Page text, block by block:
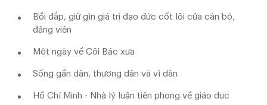
Bồi đắp, giữ gìn giá trị đạo đức cốt lõi của cán bộ,
đảng viên
Một ngày về Cõi Bác xưa
Sống gần dân, thương dân và vì dân
Hồ Chí Minh - Nhà lý luận tiên phong về giáo dục